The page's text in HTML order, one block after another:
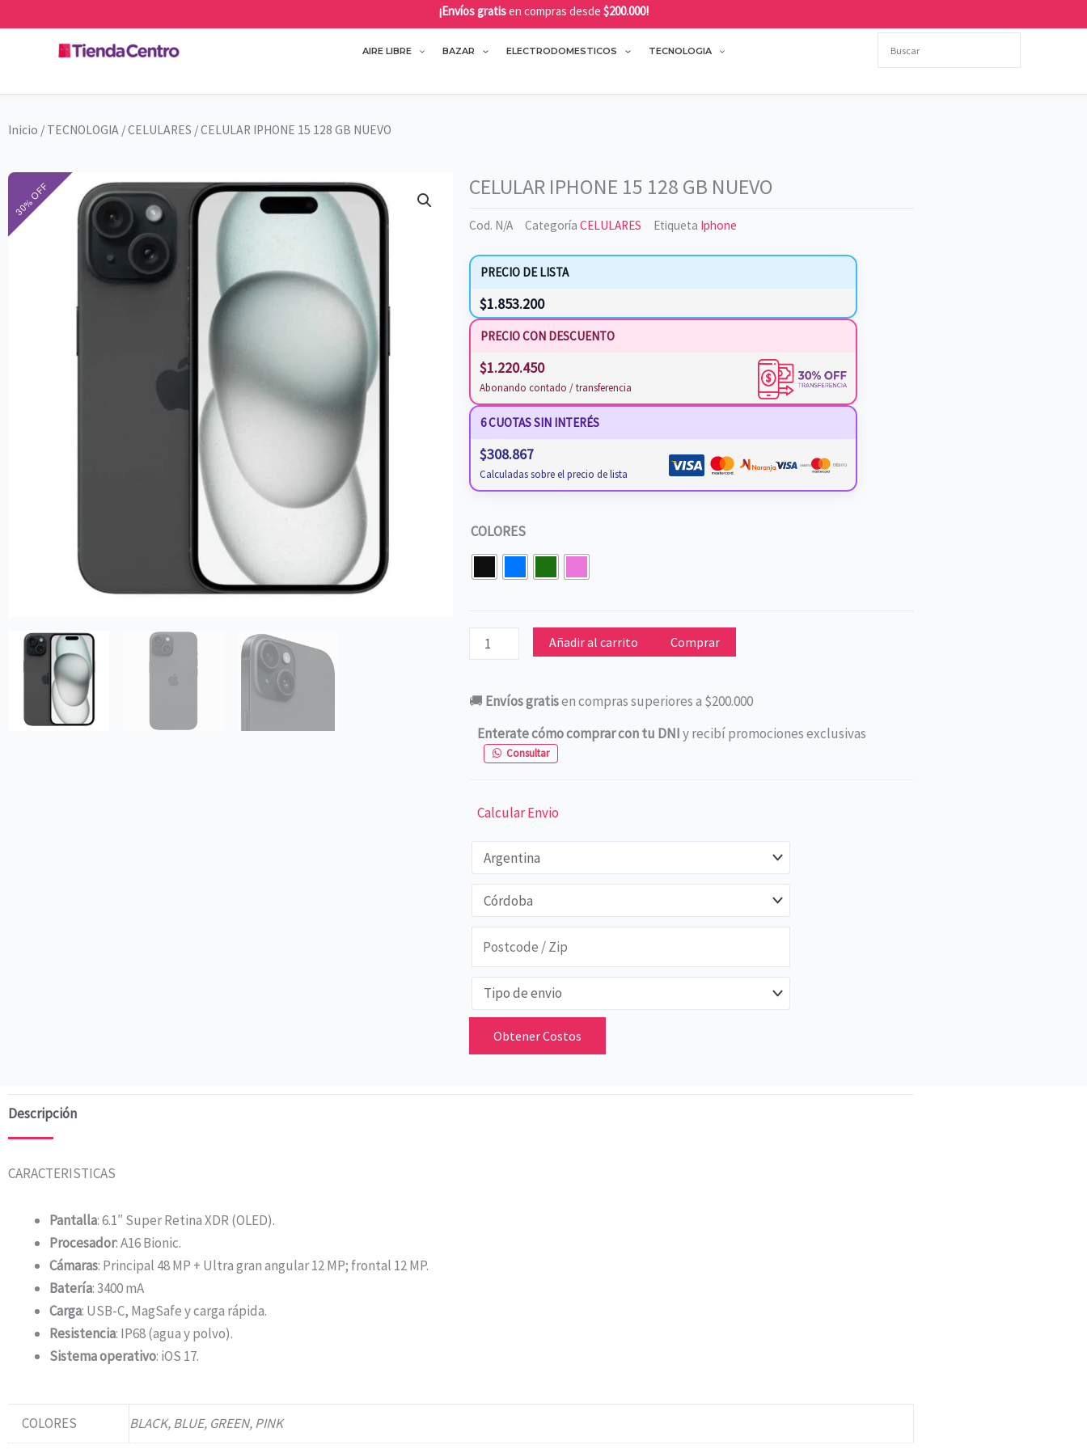
al
contenido
¡Envíos gratisen compras desde $200.000!
AIRE LIBRE BAZAR ELECTRODOMESTICOS TECNOLOGIA
Inicio / TECNOLOGIA /CELULARES / CELULAR IPHONE 15 128 GB NUEVO
CELULAR IPHONE 15 128 GB NUEVO
Cod. N/A Categoría CELULARES Etiqueta Iphone
PRECIO DE LISTA
$1.853.200
PRECIO CON DESCUENTO
$1.220.450
Abonando contado / transferencia
6 CUOTAS SIN INTERÉS
$308.867
Calculadas sobre el precio de lista
COLORES
CELULAR
IPHONE
15
NUEVO
cantidad
Añadir al carrito Comprar
🚚 Envíos gratisen compras superiores a $200.000
Enterate cómo comprar con tu DNIy recibí promociones exclusivas
Consultar
Calcular Envio
Obtener Costos
Descripción
CARACTERISTICAS
Pantalla: 6.1″ Super Retina XDR (OLED).
Procesador: A16 Bionic.
Cámaras: Principal 48 MP + Ultra gran angular 12 MP; frontal 12 MP.
Batería: 3400 mA
Carga: USB-C, MagSafe y carga rápida.
Resistencia: IP68 (agua y polvo).
Sistema operativo: iOS 17.
COLORES BLACK, BLUE, GREEN, PINK